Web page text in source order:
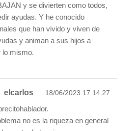
y se divierten como todos,
ayudas. Y he conocido
que han vivido y viven de
y animan a sus hijos a
lo mismo.
elcarlos 18/06/2023 17:14:27
no es la riqueza en general